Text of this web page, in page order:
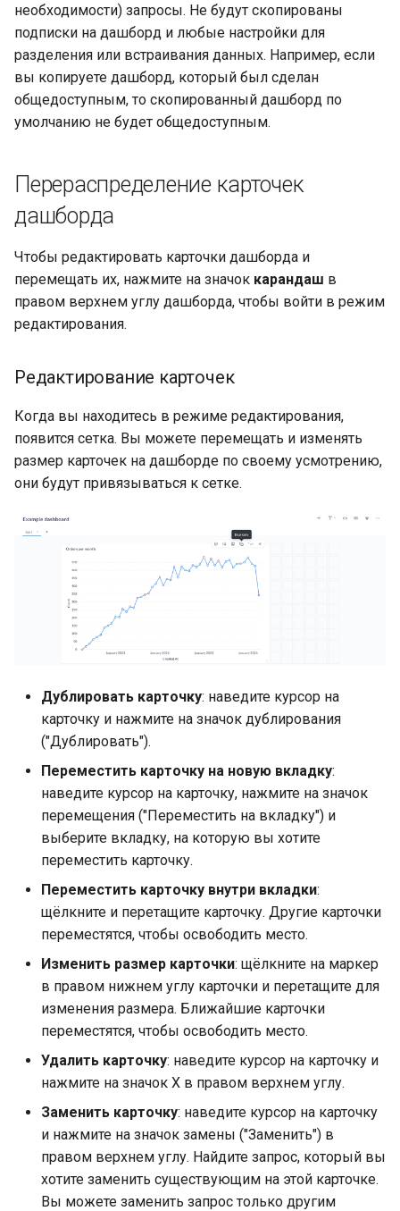
необходимости) запросы. Не будут скопированы
подписки на дашборд и любые настройки для
разделения или встраивания данных. Например, если
вы копируете дашборд, который был сделан
общедоступным, то скопированный дашборд по
умолчанию не будет общедоступным.
Перераспределение карточек
дашборда
Чтобы редактировать карточки дашборда и
перемещать их, нажмите на значок карандаш в
правом верхнем углу дашборда, чтобы войти в режим
редактирования.
Редактирование карточек
Когда вы находитесь в режиме редактирования,
появится сетка. Вы можете перемещать и изменять
размер карточек на дашборде по своему усмотрению,
они будут привязываться к сетке.
Дублировать карточку: наведите курсор на
карточку и нажмите на значок дублирования
("Дублировать").
Переместить карточку на новую вкладку:
наведите курсор на карточку, нажмите на значок
перемещения ("Переместить на вкладку") и
выберите вкладку, на которую вы хотите
переместить карточку.
Переместить карточку внутри вкладки:
щёлкните и перетащите карточку. Другие карточки
переместятся, чтобы освободить место.
Изменить размер карточки: щёлкните на маркер
в правом нижнем углу карточки и перетащите для
изменения размера. Ближайшие карточки
переместятся, чтобы освободить место.
Удалить карточку: наведите курсор на карточку и
нажмите на значок X в правом верхнем углу.
Заменить карточку: наведите курсор на карточку
и нажмите на значок замены ("Заменить") в
правом верхнем углу. Найдите запрос, который вы
хотите заменить существующим на этой карточке.
Вы можете заменить запрос только другим